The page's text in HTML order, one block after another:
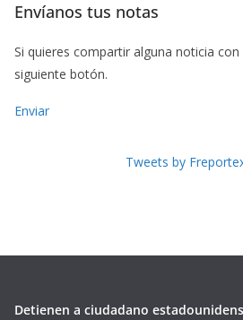
Envíanos tus notas
Si quieres compartir alguna noticia
siguiente botón.
Enviar
Tweets by
Detienen a ciudadano